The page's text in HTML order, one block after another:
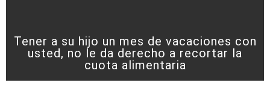
Tener a su hijo un mes de vacaciones con
usted, no le da derecho a recortar la
cuota alimentaria